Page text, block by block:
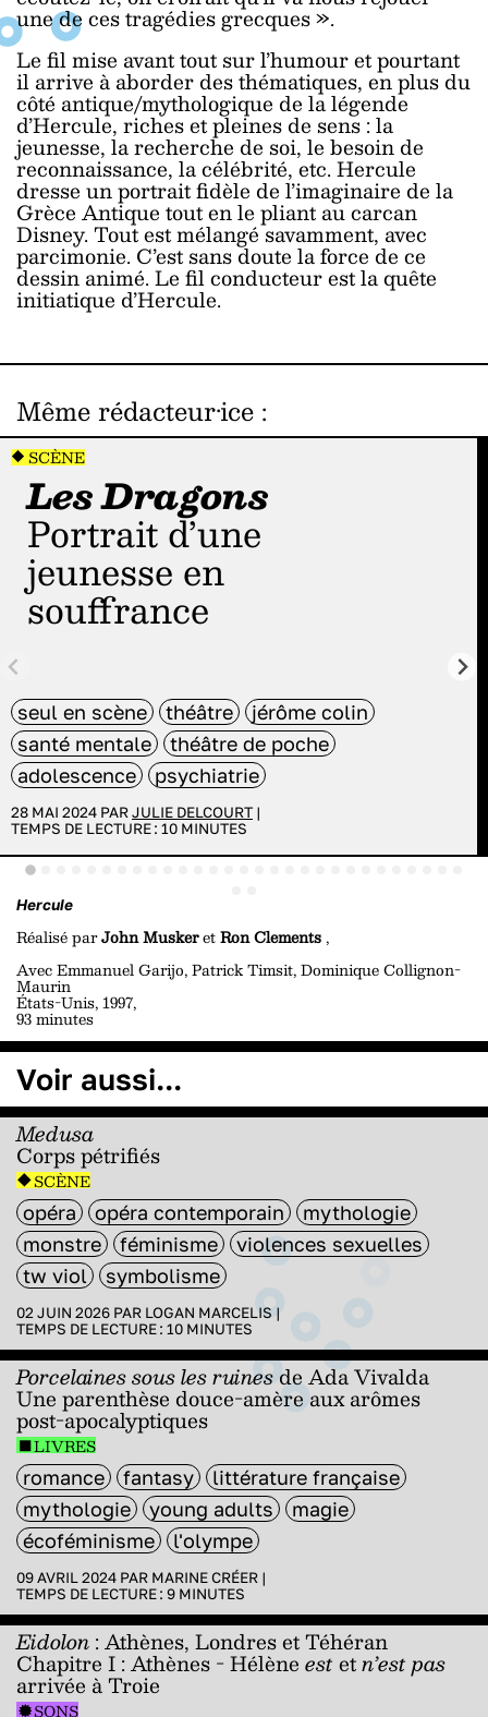
une de ces tragédies grecques ».
Le fil mise avant tout sur l’humour et pourtant
il arrive à aborder des thématiques, en plus du
côté antique/mythologique de la légende
d’Hercule, riches et pleines de sens : la
jeunesse, la recherche de soi, le besoin de
reconnaissance, la célébrité, etc. Hercule
dresse un portrait fidèle de l’imaginaire de la
Grèce Antique tout en le pliant au carcan
Disney. Tout est mélangé savamment, avec
parcimonie. C’est sans doute la force de ce
dessin animé. Le fil conducteur est la quête
initiatique d’Hercule.
Même rédacteur·ice :
SCÈNE
Les Dragons
Portrait d’une
jeunesse en
souffrance
seul en scène théâtre
jérôme colin
santé mentale
théâtre de poche
adolescence
psychiatrie
28 MAI 2024 PARJULIE DELCOURT |
TEMPS DE LECTURE : 10 MINUTES
Hercule
Réalisé parJohn MuskeretRon Clements,
AvecEmmanuel Garijo, Patrick Timsit, Dominique Collignon-
Maurin
États-Unis, 1997,
93 minutes
Voir aussi...
Medusa
Corps pétrifiés
SCÈNE
opéra opéra contemporain
mythologie
monstre
féminisme
violences sexuelles
tw viol
symbolisme
02 JUIN 2026 PAR LOGAN MARCELIS |
TEMPS DE LECTURE : 10 MINUTES
Porcelaines sous les ruinesde Ada Vivalda
Une parenthèse douce-amère aux arômes
post-apocalyptiques
LIVRES
romance fantasy
littérature française
mythologie
young adults
magie
écoféminisme
l'olympe
09 AVRIL 2024 PAR MARINE CRÉER |
TEMPS DE LECTURE : 9 MINUTES
Eidolon: Athènes, Londres et Téhéran
Chapitre I : Athènes - Hélèneestetn’est pas
arrivée à Troie
SONS